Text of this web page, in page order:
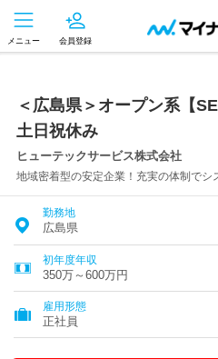
メニュー 会員登録
＜広島県＞オープン系【
土日祝休み
ヒューテックサービス株式会社
地域密着型の安定企業！充実の体制でシ
勤務地
広島県
初年度年収
350万～600万円
雇用形態
正社員